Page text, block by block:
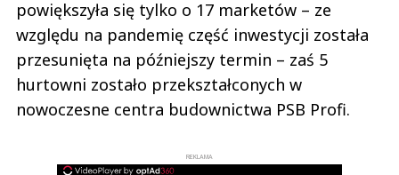
powiększyła się tylko o 17 marketów – ze
względu na pandemię część inwestycji została
przesunięta na późniejszy termin – zaś 5
hurtowni zostało przekształconych w
nowoczesne centra budownictwa PSB Profi.
REKLAMA